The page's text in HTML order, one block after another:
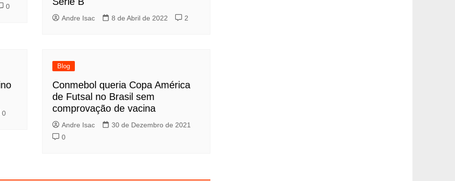
0
Andre Isac 8 de Abril de 2022 2
0
Blog
Conmebol queria Copa América
de Futsal no Brasil sem
comprovação de vacina
Andre Isac
30 de Dezembro de 2021
0